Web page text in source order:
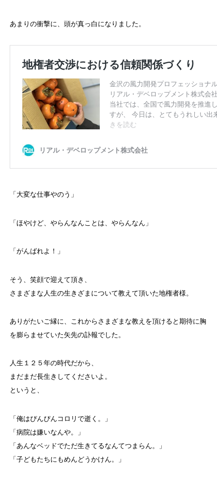
あまりの衝撃に、頭が真っ白になりました。
「大変な仕事やのう」
「ほやけど、やらんなんことは、やらんなん」
「がんばれよ！」
そう、笑顔で迎えて頂き、
さまざまな人生の生きざまについて教えて頂いた地権者様。
ありがたいご縁に、これからさまざまな教えを頂けると期待に胸
を膨らませていた矢先の訃報でした。
人生１２５年の時代だから、
まだまだ長生きしてくださいよ。
というと、
「俺はぴんぴんコロリで逝く。」
「病院は嫌いなんや。」
「あんなベッドでただ生きてるなんてつまらん。」
「子どもたちにもめんどうかけん。」